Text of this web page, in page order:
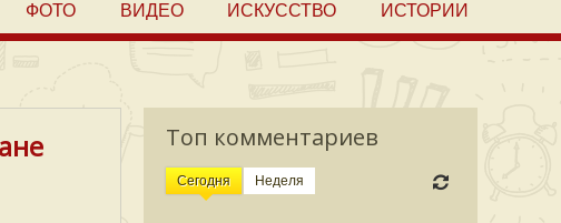
ФОТО ВИДЕО ИСКУССТВО ИСТОРИИ
Топ комментариев
Сегодня Неделя